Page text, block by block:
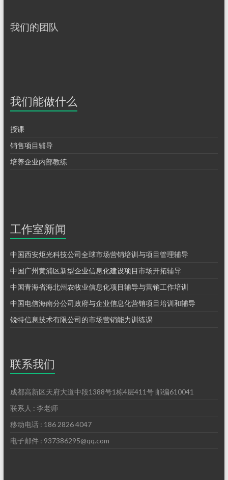
我们的团队
我们能做什么
授课
销售项目辅导
培养企业内部教练
工作室新闻
中国西安炬光科技公司全球市场营销培训与项目管理辅导
中国广州黄浦区新型企业信息化建设项目市场开拓辅导
中国青海省海北州农牧业信息化项目辅导与营销工作培训
中国电信海南分公司政府与企业信息化营销项目培训和辅导
锐特信息技术有限公司的市场营销能力训练课
联系我们
成都高新区天府大道中段1388号1栋4层411号 邮编610041
联系人 : 李老师
移动电话 : 186 2826 4047
电子邮件 : 937386295@qq.com